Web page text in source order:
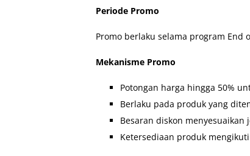
Periode Promo
Promo berlaku selama program End
Mekanisme Promo
Potongan harga hingga 50%
Berlaku pada produk yang
Besaran diskon
Ketersediaan produk